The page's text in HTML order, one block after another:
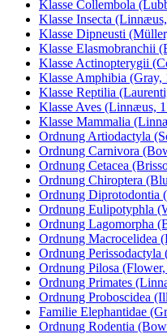
Klasse Collembola
Klasse Insecta
Klasse Dipneusti
Klasse Elasmobranchii
Klasse Actinopterygii
Klasse Amphibia (Gray,
Klasse Reptilia
Klasse Aves (Linnæus,
Klasse Mammalia
Ordnung Artiodactyla
Ordnung Carnivora
Ordnung Cetacea
Ordnung Chiroptera
Ordnung Diprotodontia
Ordnung Eulipotyphla
Ordnung Lagomorpha
Ordnung Macrocelidea
Ordnung
Ordnung Pilosa
Ordnung Primates
Ordnung Proboscidea
Familie Elephantidae
Ordnung Rodentia